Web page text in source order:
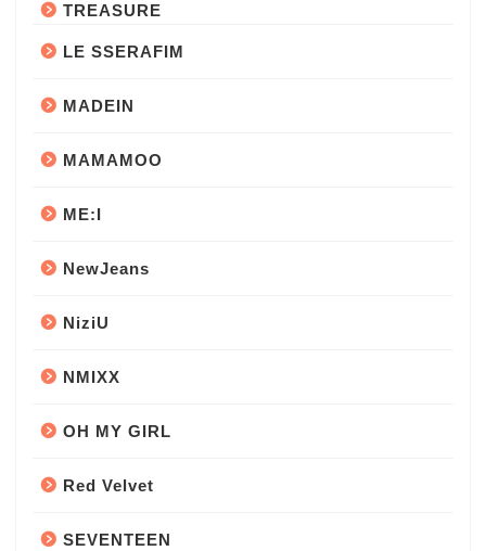
TREASURE
LE SSERAFIM
MADEIN
MAMAMOO
ME:I
NewJeans
NiziU
NMIXX
OH MY GIRL
Red Velvet
SEVENTEEN